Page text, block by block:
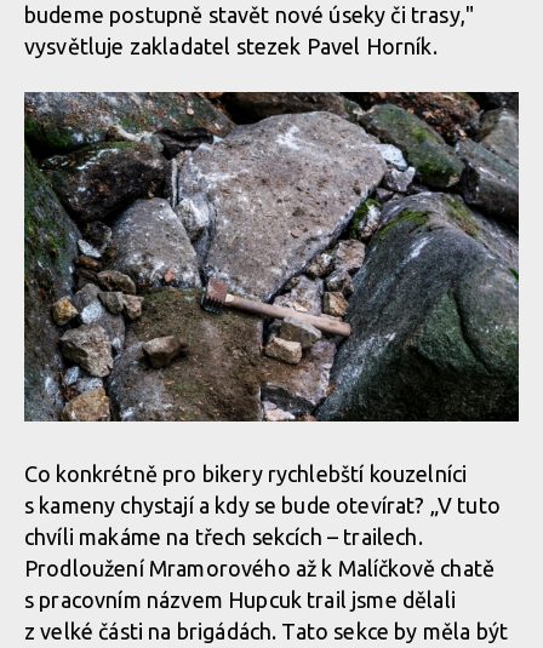
budeme postupně stavět nové úseky či trasy,"
vysvětluje zakladatel stezek Pavel Horník.
Co konkrétně pro bikery rychlebští kouzelníci
s kameny chystají a kdy se bude otevírat? „V tuto
chvíli makáme na třech sekcích – trailech.
Prodloužení Mramorového až k Malíčkově chatě
s pracovním názvem Hupcuk trail jsme dělali
z velké části na brigádách. Tato sekce by měla být